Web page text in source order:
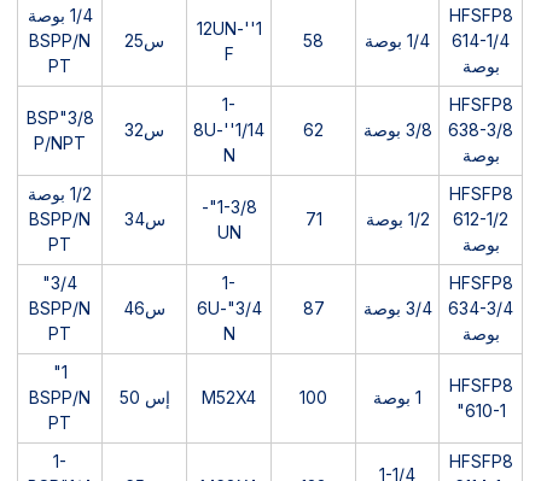
HFSFP8
614-1/4
بوصة
1/4 بوصة 58
1''-12UN
F
س25
1/4 بوصة
BSPP/N
PT
HFSFP8
638-3/8
بوصة
3/8 بوصة 62
1-
1/14''-8U
N
س32
3/8"BSP
P/NPT
HFSFP8
612-1/2
بوصة
1/2 بوصة 71
1-3/8"-
UN
س34
1/2 بوصة
BSPP/N
PT
HFSFP8
634-3/4
بوصة
3/4 بوصة 87
1-
3/4"-6U
N
س46
3/4"
BSPP/N
PT
HFSFP8
610-1"
1 بوصة 100
M52X4 إس 50
1"
BSPP/N
PT
HFSFP8
1-1/4
1-